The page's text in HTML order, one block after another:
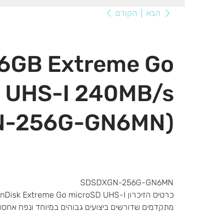
הקודם הבא
Extreme Go
UHS-I 240MB/s
256G-GN6MN)
SDSDXGN-256G-GN6MN
מתקדמים שדורשים ביצועים גבוהים במיוחד ונפח